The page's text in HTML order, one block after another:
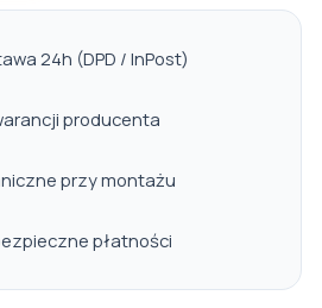
24h (DPD / InPost)
producenta
przy montażu
płatności